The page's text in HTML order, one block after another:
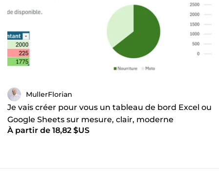
MullerFlorian
Je vais créer pour vous un tableau de bord Excel ou
Google Sheets sur mesure, clair, moderne
À partir de 18,82 $US